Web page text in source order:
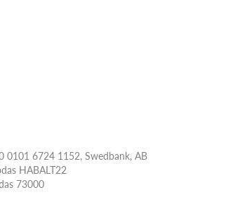
0101 6724 1152, Swedbank, AB
HABALT22
73000